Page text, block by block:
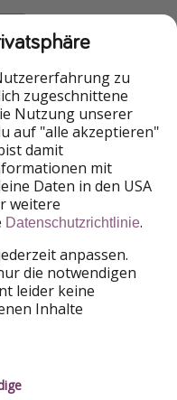
Group
zu
zugeschnittene
Nutzung unserer
auf "alle akzeptieren"
damit
mit
Daten in den USA
weitere
Datenschutzrichtlinie.
anpassen.
die notwendigen
leider keine
Inhalte